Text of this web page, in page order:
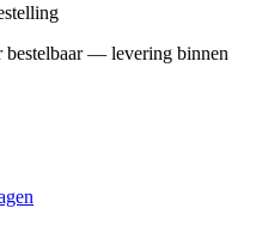
bestelbaar — levering binnen